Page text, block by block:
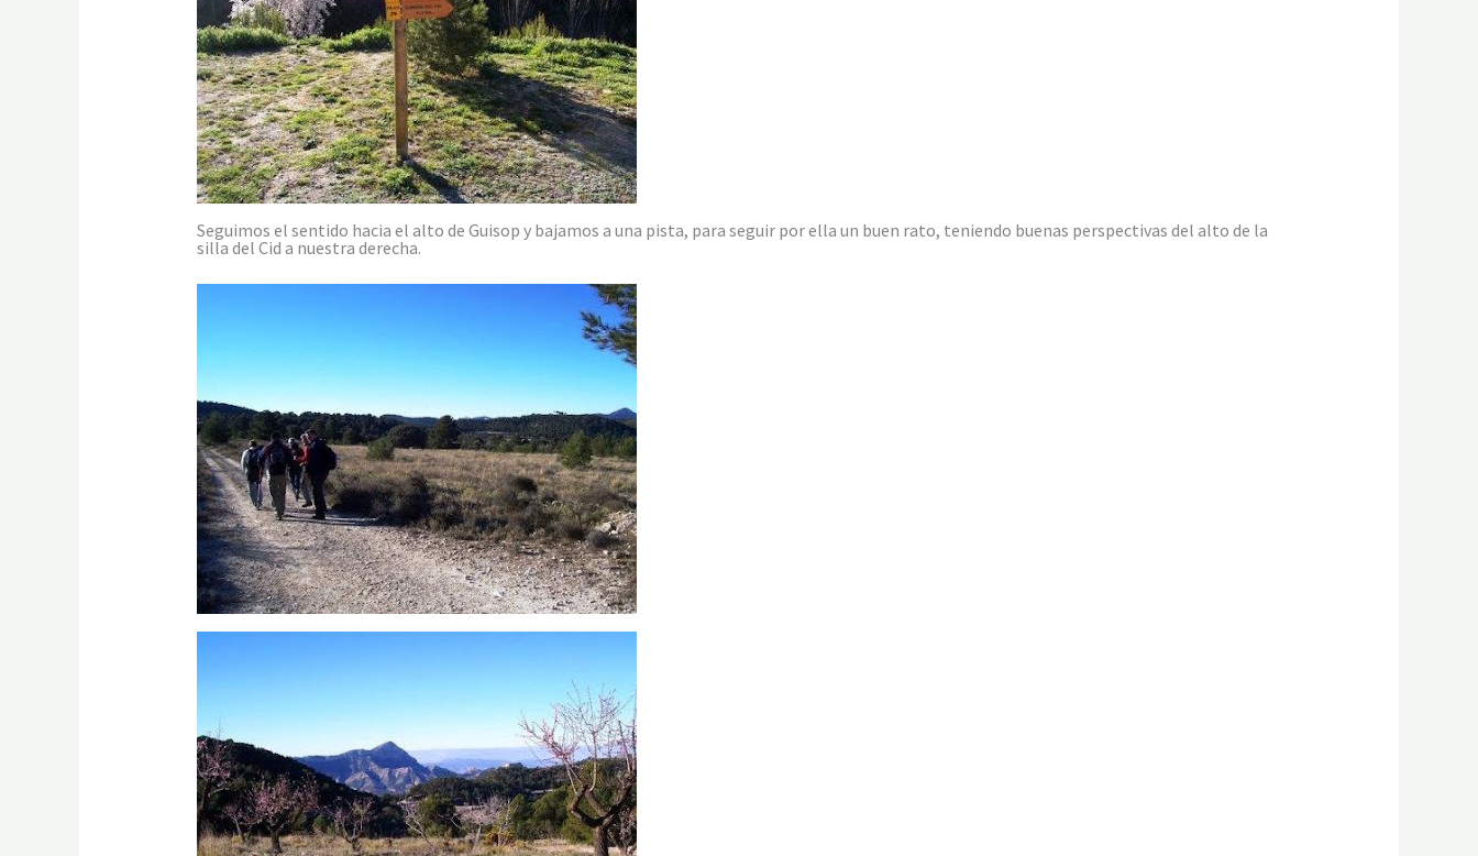
Seguimos el sentido hacia el alto de Guisop y bajamos a una pista, para seguir por ella un buen rato, teniendo buenas perspectivas del alto de la
silla del Cid a nuestra derecha.